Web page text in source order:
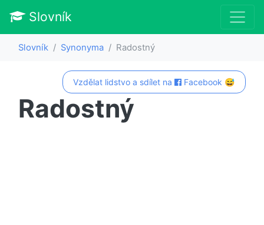
Slovník
Slovník Synonyma Radostný
Vzdělat lidstvo a sdílet na Facebook 😅
Radostný